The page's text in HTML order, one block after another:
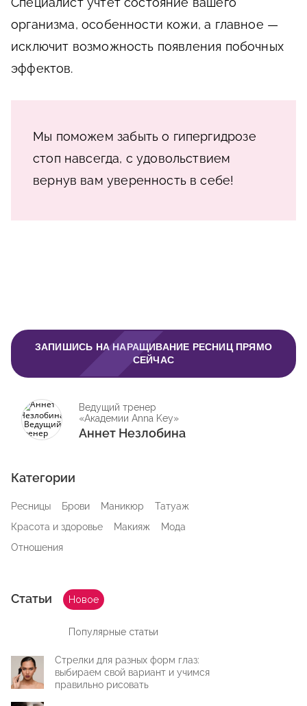
организма, особенности кожи, а главное —
исключит возможность появления побочных
эффектов.
Мы поможем забыть о гипергидрозе
стоп навсегда, с удовольствием
вернув вам уверенность в себе!
ЗАПИШИСЬ НА НАРАЩИВАНИЕ РЕСНИЦ ПРЯМО
СЕЙЧАС
Ведущий тренер
«Академии Anna Key»
Аннет Незлобина
Категории
Ресницы Брови Маникюр
Татуаж
Красота и здоровье
Макияж
Мода
Отношения
Статьи Новое
Популярные статьи
Стрелки для разных форм глаз:
выбираем свой вариант и учимся
правильно рисовать